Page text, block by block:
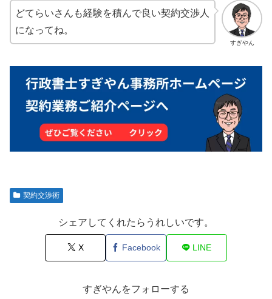
すぎやん
どてらいさんも経験を積んで良い契約交渉人
になってね。
契約交渉術
シェアしてくれたらうれしいです。
X Facebook LINE
すぎやんをフォローする